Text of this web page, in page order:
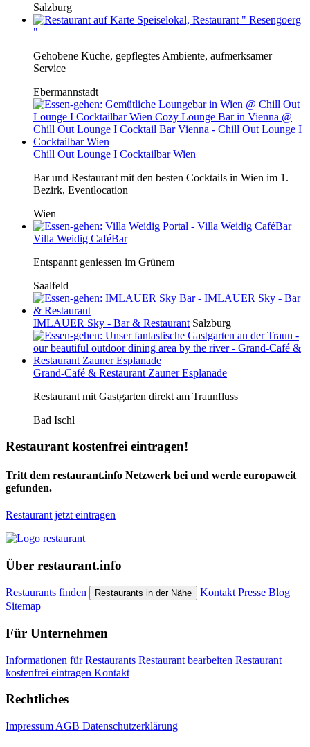
Salzburg
Speiselokal, Restaurant " Resengoerg
"
Gehobene Küche, gepflegtes Ambiente, aufmerksamer
Service
Ebermannstadt
Chill Out Lounge I Cocktailbar Wien
Bar und Restaurant mit den besten Cocktails in Wien im 1.
Bezirk, Eventlocation
Wien
Villa Weidig CaféBar
Entspannt geniessen im Grünem
Saalfeld
IMLAUER Sky - Bar & Restaurant Salzburg
Grand-Café & Restaurant Zauner Esplanade
Restaurant mit Gastgarten direkt am Traunfluss
Bad Ischl
Restaurant kostenfrei eintragen!
Tritt dem restaurant.info Netzwerk bei und werde europaweit
gefunden.
Restaurant jetzt eintragen
Über restaurant.info
Restaurants finden Restaurants in der Nähe Kontakt Presse Blog
Sitemap
Für Unternehmen
Informationen für Restaurants Restaurant bearbeiten Restaurant
kostenfrei eintragen Kontakt
Rechtliches
Impressum AGB Datenschutzerklärung